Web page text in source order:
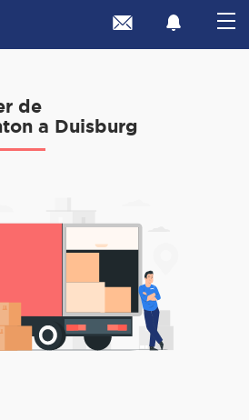
de
a Duisburg